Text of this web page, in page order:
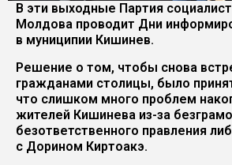
В эти выходные Партия
Молдова проводит Дни
в муниципии Кишинев.
Решение о том, чтобы снова
гражданами столицы, было
что слишком много проблем
жителей Кишинева из-за
безответственного правления
с Дорином Киртоакэ.